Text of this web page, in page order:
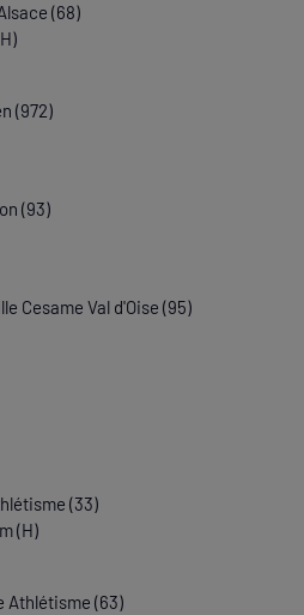
(68)
(972)
(93)
Cesame Val d'Oise (95)
(33)
(H)
Athlétisme (63)